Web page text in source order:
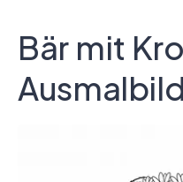
Bär mit
Ausmalbild